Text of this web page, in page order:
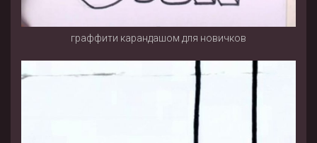
граффити карандашом для новичков